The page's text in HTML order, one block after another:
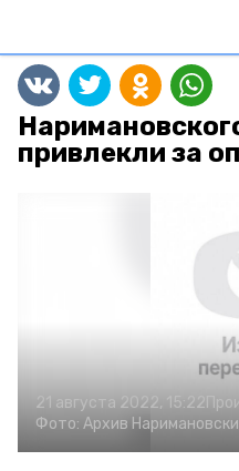
привлекли за
21 августа 2022, 15:22
Фото: Архив